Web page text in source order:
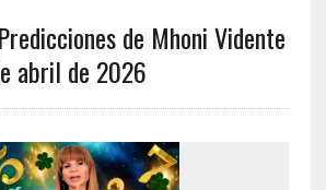
de Mhoni Vidente
abril de 2026